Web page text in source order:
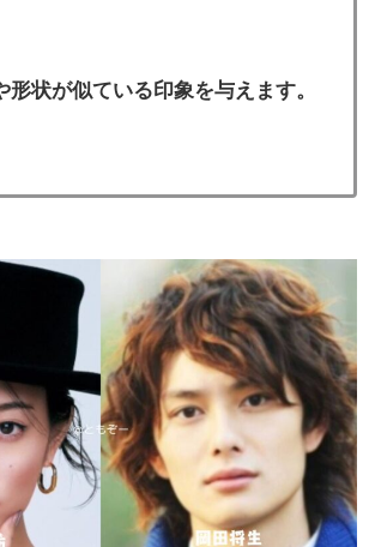
形状が似ている印象を与えます。